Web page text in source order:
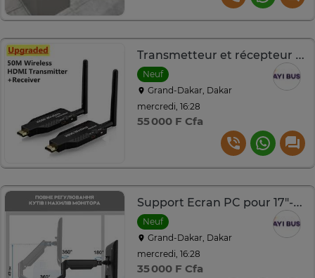
Transmetteur et récepteur sans fil 50m HDMI
Neuf
Grand-Dakar, Dakar
mercredi, 16:28
55 000 F Cfa
Support Ecran PC pour 17"-30"
Neuf
Grand-Dakar, Dakar
mercredi, 16:28
35 000 F Cfa